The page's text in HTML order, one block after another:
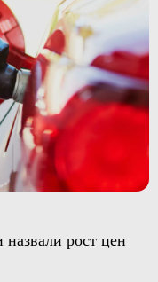
рост цен